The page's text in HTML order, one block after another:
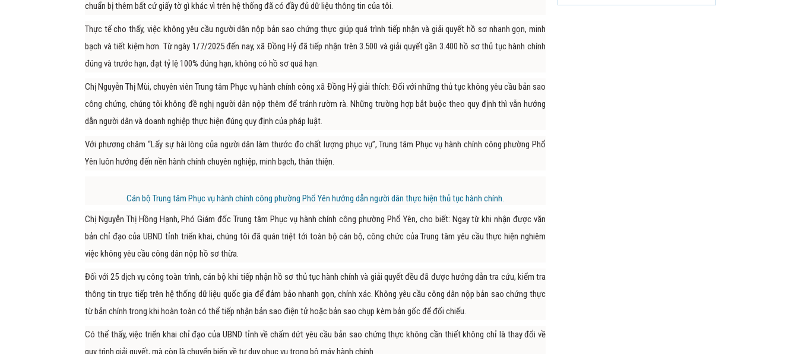
chuẩn bị thêm bất cứ giấy tờ gì khác vì trên hệ thống đã có đầy đủ dữ liệu thông tin của tôi.
Thực tế cho thấy, việc không yêu cầu người dân nộp bản sao chứng thực giúp quá trình tiếp nhận và giải quyết hồ sơ nhanh gọn, minh
bạch và tiết kiệm hơn. Từ ngày 1/7/2025 đến nay, xã Đồng Hỷ đã tiếp nhận trên 3.500 và giải quyết gần 3.400 hồ sơ thủ tục hành chính
đúng và trước hạn, đạt tỷ lệ 100% đúng hạn, không có hồ sơ quá hạn.
Chị Nguyễn Thị Mùi, chuyên viên Trung tâm Phục vụ hành chính công xã Đồng Hỷ giải thích: Đối với những thủ tục không yêu cầu bản sao
công chứng, chúng tôi không đề nghị người dân nộp thêm để tránh rườm rà. Những trường hợp bắt buộc theo quy định thì vẫn hướng
dẫn người dân và doanh nghiệp thực hiện đúng quy định của pháp luật.
Với phương châm “Lấy sự hài lòng của người dân làm thước đo chất lượng phục vụ”, Trung tâm Phục vụ hành chính công phường Phổ
Yên luôn hướng đến nền hành chính chuyên nghiệp, minh bạch, thân thiện.
Cán bộ Trung tâm Phục vụ hành chính công phường Phổ Yên hướng dẫn người dân thực hiện thủ tục hành chính.
Chị Nguyễn Thị Hồng Hạnh, Phó Giám đốc Trung tâm Phục vụ hành chính công phường Phổ Yên, cho biết: Ngay từ khi nhận được văn
bản chỉ đạo của UBND tỉnh triển khai, chúng tôi đã quán triệt tới toàn bộ cán bộ, công chức của Trung tâm yêu cầu thực hiện nghiêm
việc không yêu cầu công dân nộp hồ sơ thừa.
Đối với 25 dịch vụ công toàn trình, cán bộ khi tiếp nhận hồ sơ thủ tục hành chính và giải quyết đều đã được hướng dẫn tra cứu, kiểm tra
thông tin trực tiếp trên hệ thống dữ liệu quốc gia để đảm bảo nhanh gọn, chính xác. Không yêu cầu công dân nộp bản sao chứng thực
từ bản chính trong khi hoàn toàn có thể tiếp nhận bản sao điện tử hoặc bản sao chụp kèm bản gốc để đối chiếu.
Có thể thấy, việc triển khai chỉ đạo của UBND tỉnh về chấm dứt yêu cầu bản sao chứng thực không cần thiết không chỉ là thay đổi về
quy trình giải quyết, mà còn là chuyển biến về tư duy phục vụ trong bộ máy hành chính.